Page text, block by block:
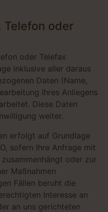
Telefon oder
oder Telefax
inklusive aller daraus
Daten (Name,
Ihres Anliegens
Diese Daten
weiter.
erfolgt auf Grundlage
sofern Ihre Anfrage mit
oder zur
Maßnahmen
Fällen beruht die
Interesse an
an uns gerichteten